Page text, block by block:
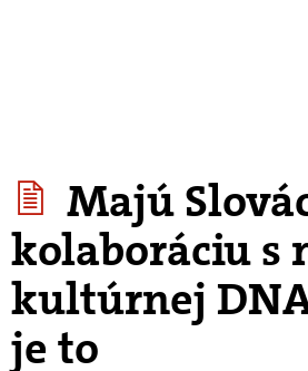
Majú
kolaboráciu s
kultúrnej
je to